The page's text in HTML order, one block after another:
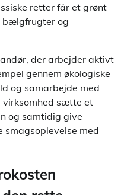
retter får et grønt
bælgfrugter og
der arbejder aktivt
gennem økologiske
og samarbejde med
virksomhed sætte et
og samtidig give
smagsoplevelse med